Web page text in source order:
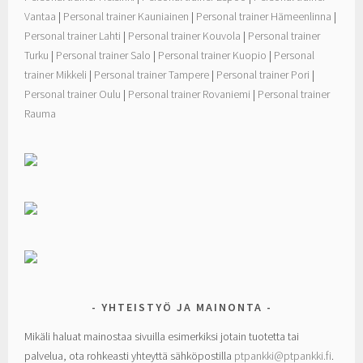
Vantaa | Personal trainer Kauniainen | Personal trainer Hämeenlinna |
Personal trainer Lahti | Personal trainer Kouvola | Personal trainer
Turku | Personal trainer Salo | Personal trainer Kuopio | Personal
trainer Mikkeli | Personal trainer Tampere | Personal trainer Pori |
Personal trainer Oulu | Personal trainer Rovaniemi | Personal trainer
Rauma
YHTEISTYÖ JA MAINONTA
Mikäli haluat mainostaa sivuilla esimerkiksi jotain tuotetta tai
palvelua, ota rohkeasti yhteyttä sähköpostilla ptpankki@ptpankki.fi.